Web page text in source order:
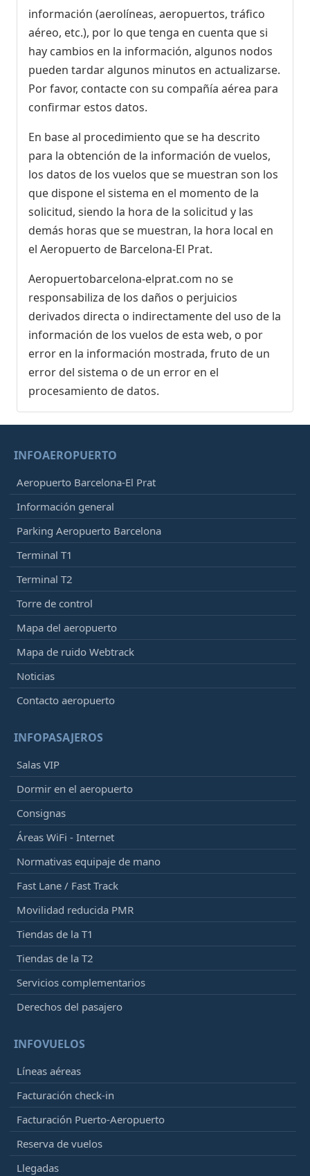
información (aerolíneas, aeropuertos, tráfico
aéreo, etc.), por lo que tenga en cuenta que si
hay cambios en la información, algunos nodos
pueden tardar algunos minutos en actualizarse.
Por favor, contacte con su compañía aérea para
confirmar estos datos.
En base al procedimiento que se ha descrito
para la obtención de la información de vuelos,
los datos de los vuelos que se muestran son los
que dispone el sistema en el momento de la
solicitud, siendo la hora de la solicitud y las
demás horas que se muestran, la hora local en
el Aeropuerto de Barcelona-El Prat.
Aeropuertobarcelona-elprat.com no se
responsabiliza de los daños o perjuicios
derivados directa o indirectamente del uso de la
información de los vuelos de esta web, o por
error en la información mostrada, fruto de un
error del sistema o de un error en el
procesamiento de datos.
INFOAEROPUERTO
Aeropuerto Barcelona-El Prat
Información general
Parking Aeropuerto Barcelona
Terminal T1
Terminal T2
Torre de control
Mapa del aeropuerto
Mapa de ruido Webtrack
Noticias
Contacto aeropuerto
INFOPASAJEROS
Salas VIP
Dormir en el aeropuerto
Consignas
Áreas WiFi - Internet
Normativas equipaje de mano
Fast Lane / Fast Track
Movilidad reducida PMR
Tiendas de la T1
Tiendas de la T2
Servicios complementarios
Derechos del pasajero
INFOVUELOS
Líneas aéreas
Facturación check-in
Facturación Puerto-Aeropuerto
Reserva de vuelos
Llegadas